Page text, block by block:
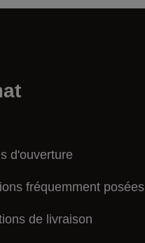
d'ouverture
fréquemment posées
de livraison